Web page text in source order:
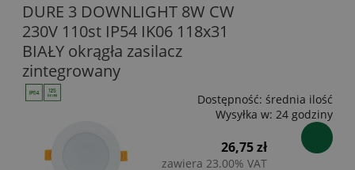
DURE 3 DOWNLIGHT 8W CW
230V 110st IP54 IK06 118x31
BIAŁY okrągła zasilacz
zintegrowany
Dostępność: średnia ilość
Wysyłka w: 24 godziny
26,75 zł
zawiera 23.00% VAT